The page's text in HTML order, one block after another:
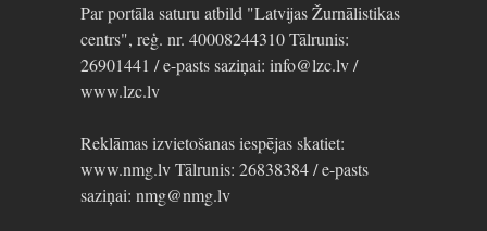
Par portāla saturu atbild "Latvijas Žurnālistikas
centrs", reģ. nr. 40008244310 Tālrunis:
26901441 / e-pasts saziņai: info@lzc.lv /
www.lzc.lv
Reklāmas izvietošanas iespējas skatiet:
www.nmg.lv Tālrunis: 26838384 / e-pasts
saziņai: nmg@nmg.lv